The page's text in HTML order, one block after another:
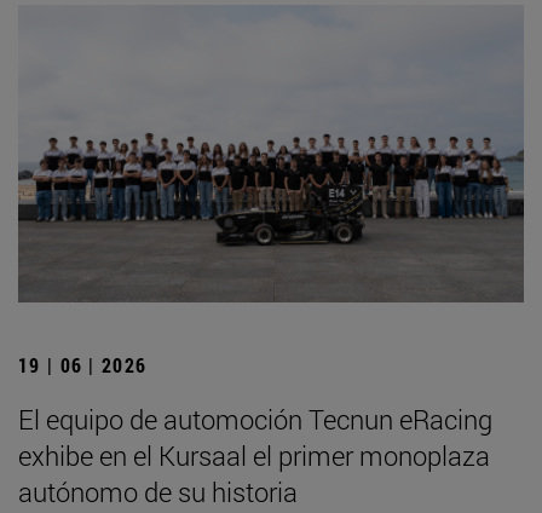
19 | 06 | 2026
El equipo de automoción Tecnun eRacing
exhibe en el Kursaal el primer monoplaza
autónomo de su historia